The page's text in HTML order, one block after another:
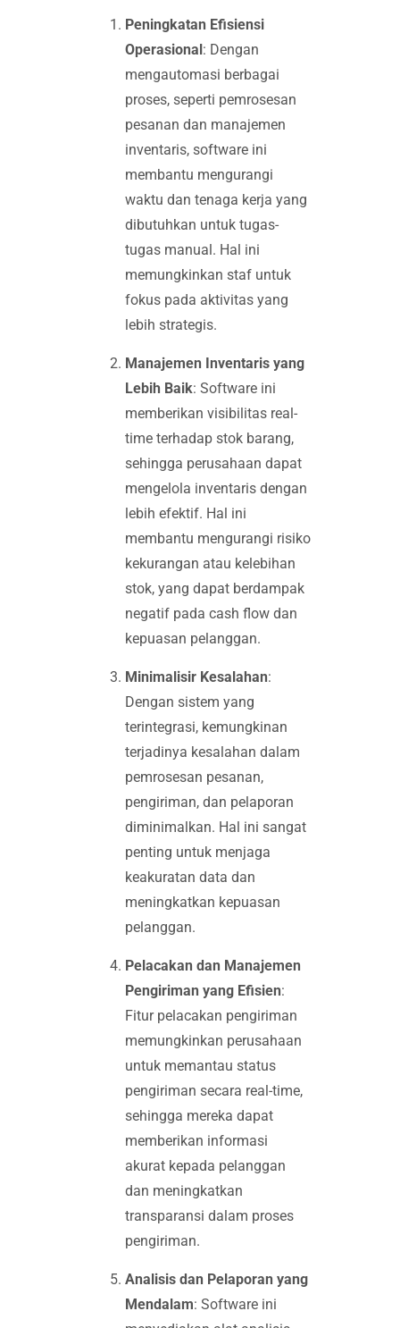
Peningkatan Efisiensi
Operasional: Dengan
mengautomasi berbagai
proses, seperti pemrosesan
pesanan dan manajemen
inventaris, software ini
membantu mengurangi
waktu dan tenaga kerja yang
dibutuhkan untuk tugas-
tugas manual. Hal ini
memungkinkan staf untuk
fokus pada aktivitas yang
lebih strategis.
Manajemen Inventaris yang
Lebih Baik: Software ini
memberikan visibilitas real-
time terhadap stok barang,
sehingga perusahaan dapat
mengelola inventaris dengan
lebih efektif. Hal ini
membantu mengurangi risiko
kekurangan atau kelebihan
stok, yang dapat berdampak
negatif pada cash flow dan
kepuasan pelanggan.
Minimalisir Kesalahan:
Dengan sistem yang
terintegrasi, kemungkinan
terjadinya kesalahan dalam
pemrosesan pesanan,
pengiriman, dan pelaporan
diminimalkan. Hal ini sangat
penting untuk menjaga
keakuratan data dan
meningkatkan kepuasan
pelanggan.
Pelacakan dan Manajemen
Pengiriman yang Efisien:
Fitur pelacakan pengiriman
memungkinkan perusahaan
untuk memantau status
pengiriman secara real-time,
sehingga mereka dapat
memberikan informasi
akurat kepada pelanggan
dan meningkatkan
transparansi dalam proses
pengiriman.
Analisis dan Pelaporan yang
Mendalam: Software ini